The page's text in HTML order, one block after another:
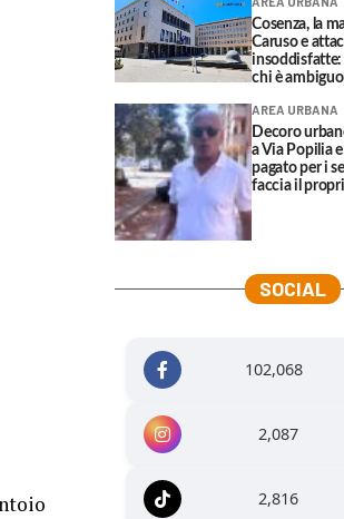
Cosenza, la
Caruso e
insoddisfatte:
chi è
AREA URBANA
Decoro
a Via Popilia
pagato per i
faccia il
SOCIAL
102,068
2,087
2,816